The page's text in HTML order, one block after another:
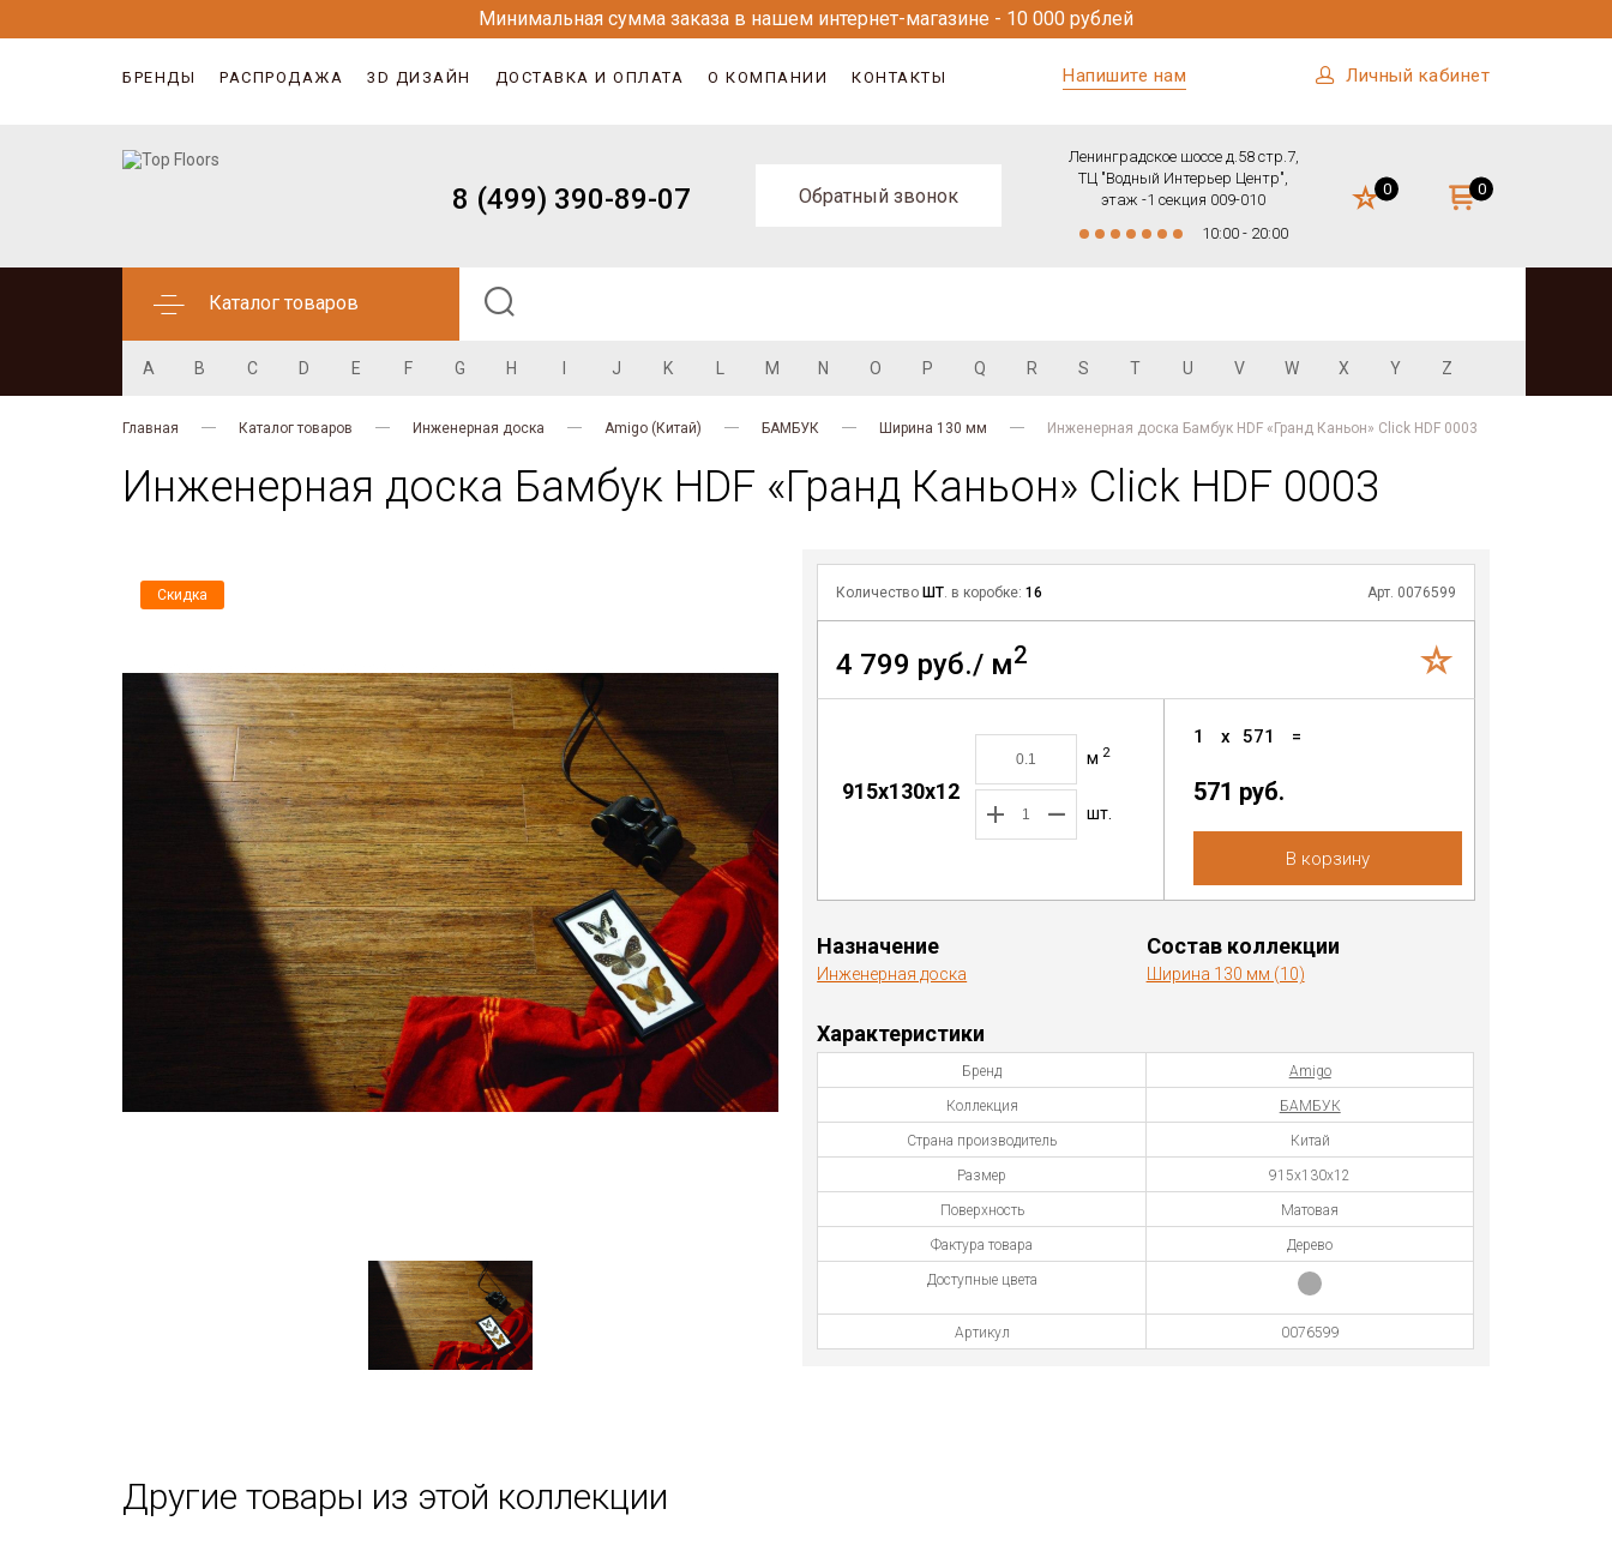
Минимальная сумма заказа в нашем интернет-магазине - 10 000 рублей
БРЕНДЫ РАСПРОДАЖА 3D ДИЗАЙН ДОСТАВКА И ОПЛАТА О КОМПАНИИ КОНТАКТЫ Напишите нам Личный кабинет
8 (499) 390-89-07 Обратный звонок
Ленинградское шоссе д.58 стр.7,
ТЦ "Водный Интерьер Центр",
этаж -1 секция 009-010
10:00 - 20:00
0 0
Каталог товаров
A B C D E F G H J K M N O P Q R S T U V W X Y Z
Главная Каталог товаров Инженерная доска Amigo (Китай) БАМБУК Ширина 130 мм Инженерная доска Бамбук HDF «Гранд Каньон» Click HDF 0003
Инженерная доска Бамбук HDF «Гранд Каньон» Click HDF 0003
Скидка Количество ШТ. в коробке:16 Арт. 0076599
4 799 руб./ м2
915х130х12
м 2
шт.
1 x 571 =
571 руб.
В корзину
Назначение
Инженерная доска
Состав коллекции
Ширина 130 мм (10)
Характеристики
Бренд Amigo
Коллекция БАМБУК
Страна производитель Китай
Размер 915х130х12
Поверхность Матовая
Фактура товара Дерево
Доступные цвета
Артикул 0076599
Другие товары из этой коллекции